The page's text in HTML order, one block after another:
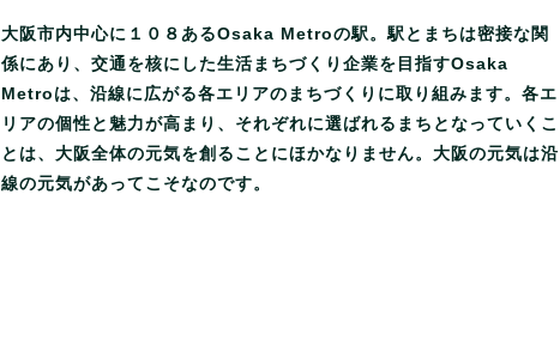
大阪市内中心に１０８あるOsaka Metroの駅。駅とまちは密接な関
係にあり、交通を核にした生活まちづくり企業を目指すOsaka
Metroは、沿線に広がる各エリアのまちづくりに取り組みます。各エ
リアの個性と魅力が高まり、それぞれに選ばれるまちとなっていくこ
とは、大阪全体の元気を創ることにほかなりません。大阪の元気は沿
線の元気があってこそなのです。